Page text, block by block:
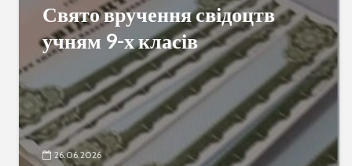
Свято вручення свідоцтв
учням 9-х класів
26.06.2026